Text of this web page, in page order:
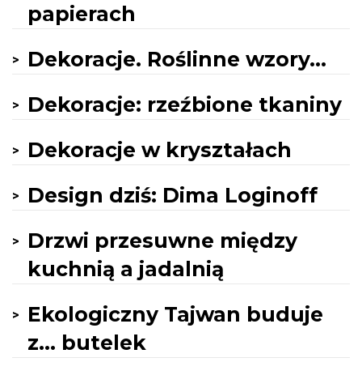
papierach
Dekoracje. Roślinne wzory...
Dekoracje: rzeźbione tkaniny
Dekoracje w kryształach
Design dziś: Dima Loginoff
Drzwi przesuwne między
kuchnią a jadalnią
Ekologiczny Tajwan buduje
z... butelek